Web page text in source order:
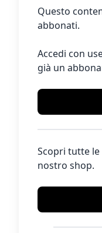
Questo
abbonati.
Accedi con
già un
Scopri tutte
nostro shop.